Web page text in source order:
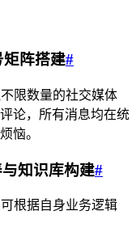
矩阵搭建#
限数量的社交媒体
论，所有消息均在统
恼。
知识库构建#
根据自身业务逻辑